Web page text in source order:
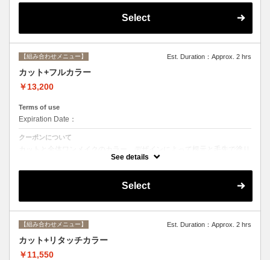
Select
【組み合わせメニュー】 Est. Duration：Approx. 2 hrs
カット+フルカラー
￥13,200
Terms of use
Expiration Date：
クーポンについて
分けて綺麗に染め上げます。シャンプー、ブロー込み
See details
Select
【組み合わせメニュー】 Est. Duration：Approx. 2 hrs
カット+リタッチカラー
￥11,550